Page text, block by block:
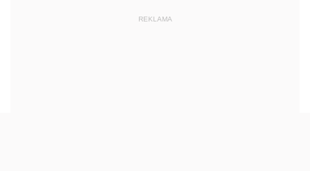
REKLAMA